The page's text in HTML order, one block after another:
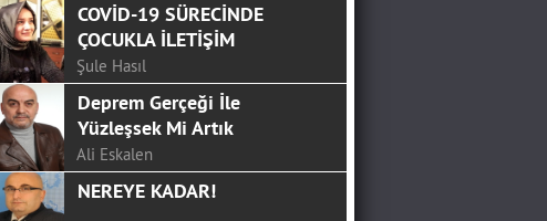
COVİD-19 SÜRECİNDE
ÇOCUKLA İLETİŞİM
Şule Hasıl
Deprem Gerçeği İle
Yüzleşsek Mi Artık
Ali Eskalen
NEREYE KADAR!